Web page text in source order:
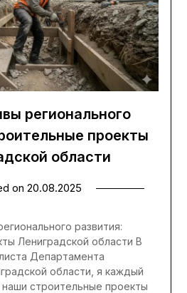
регионального
проекты
области
on 20.08.2025
развития:
Лениградской области В
Департамента
области, я каждый
строительные проекты